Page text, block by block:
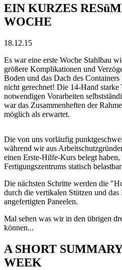
EIN KURZES
WOCHE
18.12.15
Es war eine erste Woche Stahlbau
größere Komplikationen und
Boden und das Dach des
nicht gerechnet! Die 14-Hand starke
notwendigen Vorarbeiten
war das Zusammenheften der
möglich als erwartet.
Die von uns vorläufig
während wir aus
einen Erste-Hilfe-Kurs belegt
Fertigungszentrums statisch
Die nächsten Schritte werden die
durch die vertikalen Stützen und
angefertigten Paneelen.
Mal sehen was wir in den übrigen
können...
A SHORT
WEEK